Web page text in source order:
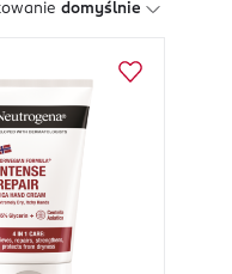
domyślnie